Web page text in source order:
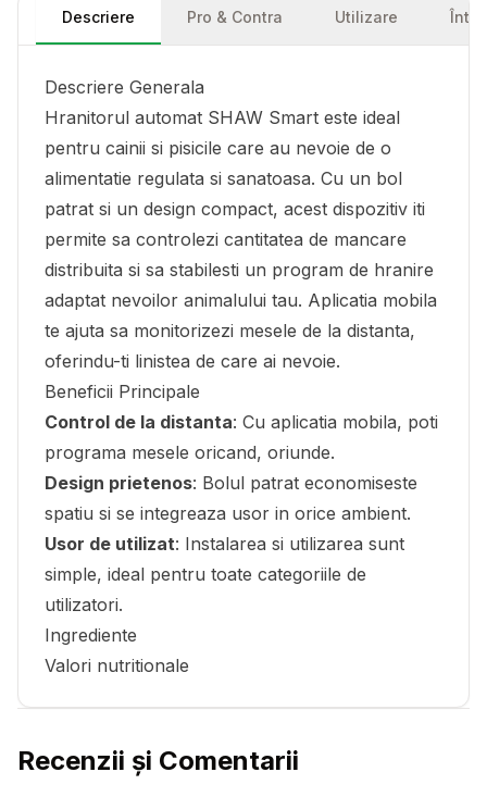
Descriere Pro & Contra Utilizare
Descriere Generala
Hranitorul automat SHAW Smart este ideal
pentru cainii si pisicile care au nevoie de o
alimentatie regulata si sanatoasa. Cu un bol
patrat si un design compact, acest dispozitiv iti
permite sa controlezi cantitatea de mancare
distribuita si sa stabilesti un program de hranire
adaptat nevoilor animalului tau. Aplicatia mobila
te ajuta sa monitorizezi mesele de la distanta,
oferindu-ti linistea de care ai nevoie.
Beneficii Principale
Control de la distanta: Cu aplicatia mobila, poti
programa mesele oricand, oriunde.
Design prietenos: Bolul patrat economiseste
spatiu si se integreaza usor in orice ambient.
Usor de utilizat: Instalarea si utilizarea sunt
simple, ideal pentru toate categoriile de
utilizatori.
Ingrediente
Valori nutritionale
Recenzii și Comentarii